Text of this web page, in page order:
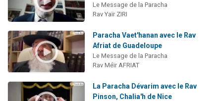
Le Message de la Paracha
Rav Yaïr ZIRI
Paracha Vaet'hanan avec le Rav
Afriat de Guadeloupe
Le Message de la Paracha
Rav Méïr AFRIAT
La Paracha Dévarim avec le Rav
Pinson, Chalia'h de Nice